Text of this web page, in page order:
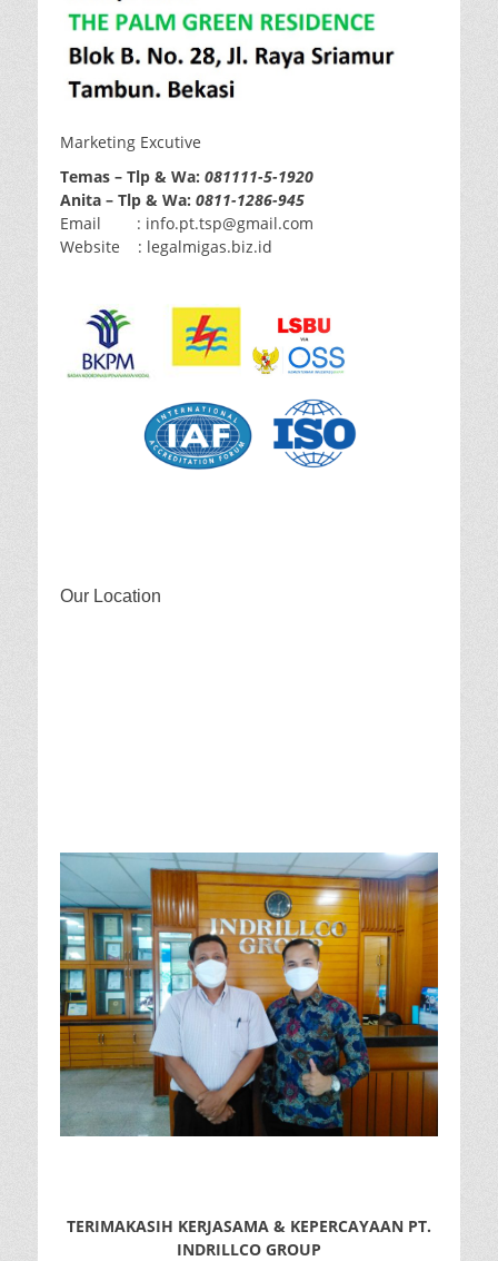
Marketing Excutive
Temas – Tlp & Wa: 081111-5-1920
Anita – Tlp & Wa: 0811-1286-945
Email : info.pt.tsp@gmail.com
Website : legalmigas.biz.id
Our Location
TERIMAKASIH KERJASAMA & KEPERCAYAAN PT.
INDRILLCO GROUP